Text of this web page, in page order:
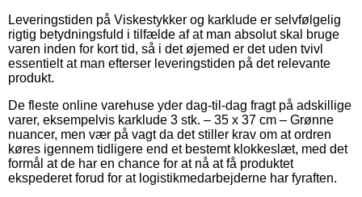
Leveringstiden på Viskestykker og karklude er selvfølgelig
rigtig betydningsfuld i tilfælde af at man absolut skal bruge
varen inden for kort tid, så i det øjemed er det uden tvivl
essentielt at man efterser leveringstiden på det relevante
produkt.
De fleste online varehuse yder dag-til-dag fragt på adskillige
varer, eksempelvis karklude 3 stk. – 35 x 37 cm – Grønne
nuancer, men vær på vagt da det stiller krav om at ordren
køres igennem tidligere end et bestemt klokkeslæt, med det
formål at de har en chance for at nå at få produktet
ekspederet forud for at logistikmedarbejderne har fyraften.